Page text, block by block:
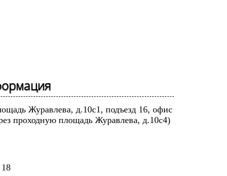
Журавлева, д.10с1, подъезд 16, офис
проходную площадь Журавлева, д.10с4)